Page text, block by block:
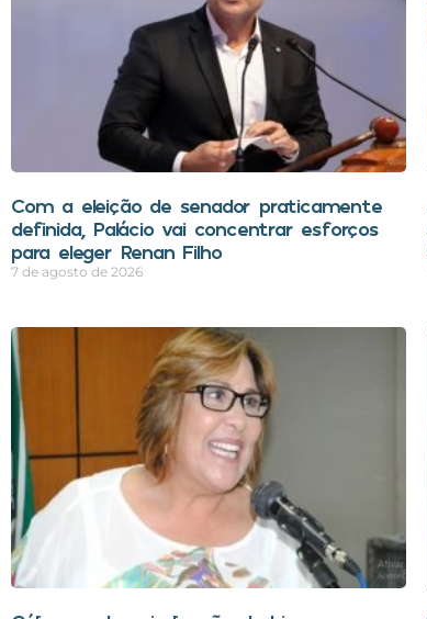
Com a eleição de senador praticamente
definida, Palácio vai concentrar esforços
para eleger Renan Filho
7 de agosto de 2026